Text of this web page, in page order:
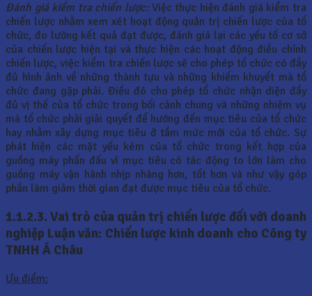
Đánh giá kiểm tra chiến lược:Việc thực hiện đánh giá kiểm tra
chiến lược nhằm xem xét hoạt động quản trị chiến lược của tổ
chức, đo lường kết quả đạt được, đánh giá lại các yếu tố cơ sở
của chiến lược hiện tại và thực hiện các hoạt động điều chỉnh
chiến lược, việc kiểm tra chiến lược sẽ cho phép tổ chức có đầy
đủ hình ảnh về những thành tựu và những khiếm khuyết mà tổ
chức đang gặp phải. Điều đó cho phép tổ chức nhận diện đầy
đủ vị thế của tổ chức trong bối cảnh chung và những nhiệm vụ
mà tổ chức phải giải quyết để hướng đến mục tiêu của tổ chức
hay nhằm xây dựng mục tiêu ở tầm mức mới của tổ chức. Sự
phát hiện các mặt yếu kém của tổ chức trong kết hợp của
guồng máy phấn đấu vì mục tiêu có tác động to lớn làm cho
guồng máy vận hành nhịp nhàng hơn, tốt hơn và như vậy góp
phần làm giảm thời gian đạt được mục tiêu của tổ chức.
1.1.2.3. Vai trò của quản trị chiến lược đối với doanh
nghiệp Luận văn: Chiến lược kinh doanh cho Công ty
TNHH Á Châu
Ưu điểm: